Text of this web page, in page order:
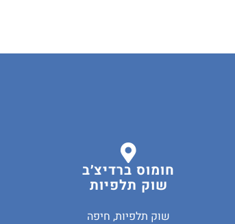
חומוס ברדיצ׳ב
שוק תלפיות
שוק תלפיות, חיפה